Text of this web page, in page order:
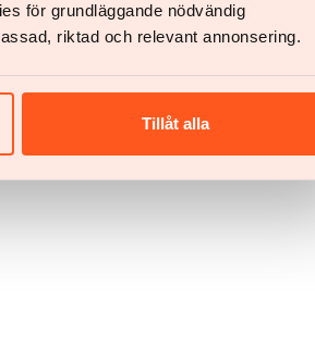
för grundläggande nödvändig
riktad och relevant annonsering.
Tillåt alla